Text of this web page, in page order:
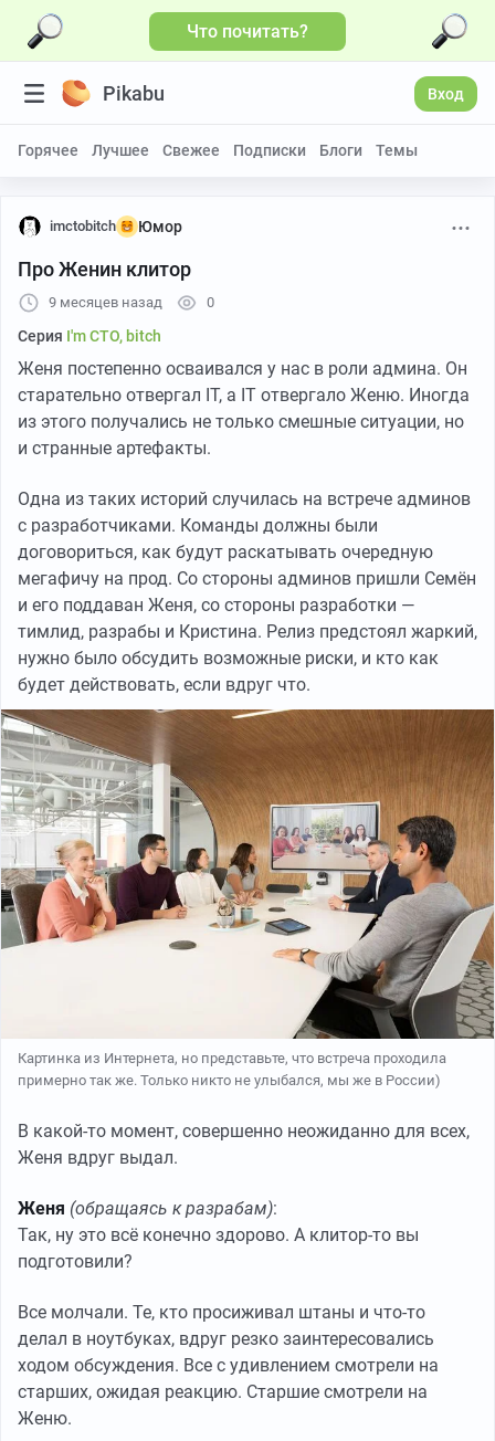
Что почитать?
Pikabu Вход
Горячее Лучшее Свежее Подписки Блоги Темы
imctobitch Юмор
Про Женин клитор
9 месяцев назад 0
Серия I'm CTO, bitch
Женя постепенно осваивался у нас в роли админа. Он
старательно отвергал IT, а IT отвергало Женю. Иногда
из этого получались не только смешные ситуации, но
и странные артефакты.
Одна из таких историй случилась на встрече админов
с разработчиками. Команды должны были
договориться, как будут раскатывать очередную
мегафичу на прод. Со стороны админов пришли Семён
и его поддаван Женя, со стороны разработки —
тимлид, разрабы и Кристина. Релиз предстоял жаркий,
нужно было обсудить возможные риски, и кто как
будет действовать, если вдруг что.
Картинка из Интернета, но представьте, что встреча проходила
примерно так же. Только никто не улыбался, мы же в России)
В какой-то момент, совершенно неожиданно для всех,
Женя вдруг выдал.
Женя (обращаясь к разрабам):
Так, ну это всё конечно здорово. А клитор-то вы
подготовили?
Все молчали. Те, кто просиживал штаны и что-то
делал в ноутбуках, вдруг резко заинтересовались
ходом обсуждения. Все с удивлением смотрели на
старших, ожидая реакцию. Старшие смотрели на
Женю.